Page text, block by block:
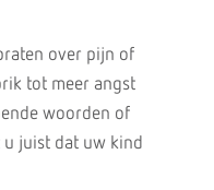
over pijn of
tot meer angst
woorden of
juist dat uw kind